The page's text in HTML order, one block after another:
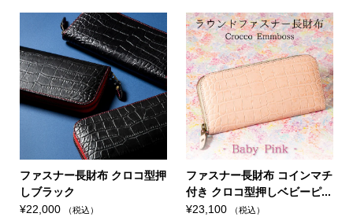
ファスナー長財布 クロコ型押
しブラック
¥22,000 （税込）
ファスナー長財布 コインマチ
付き クロコ型押しベビーピ...
¥23,100 （税込）